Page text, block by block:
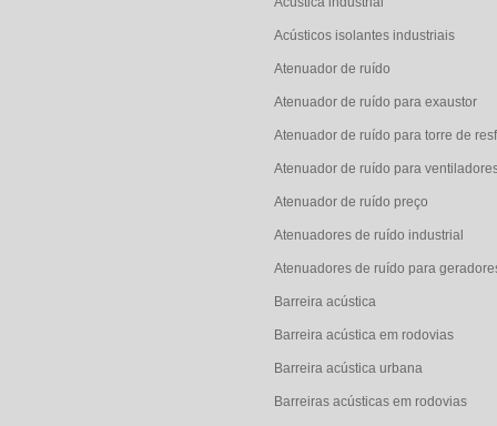
Acústicos isolantes industriais
Atenuador de ruído
Atenuador de ruído para exaustor
Atenuador de ruído para torre de
Atenuador de ruído para
Atenuador de ruído preço
Atenuadores de ruído industrial
Atenuadores de ruído para
Barreira acústica
Barreira acústica em rodovias
Barreira acústica urbana
Barreiras acústicas em rodovias